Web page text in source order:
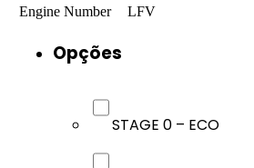
Engine Number
LFV
Opções
STAGE 0 – ECO